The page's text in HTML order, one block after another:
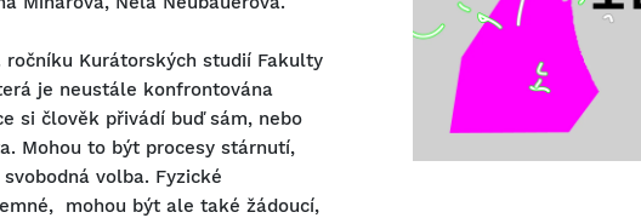
Kurátorských studií Fakulty
je neustále konfrontována
si člověk přivádí buď sám, nebo
Mohou to být procesy stárnutí,
volba. Fyzické
mohou být ale také žádoucí,